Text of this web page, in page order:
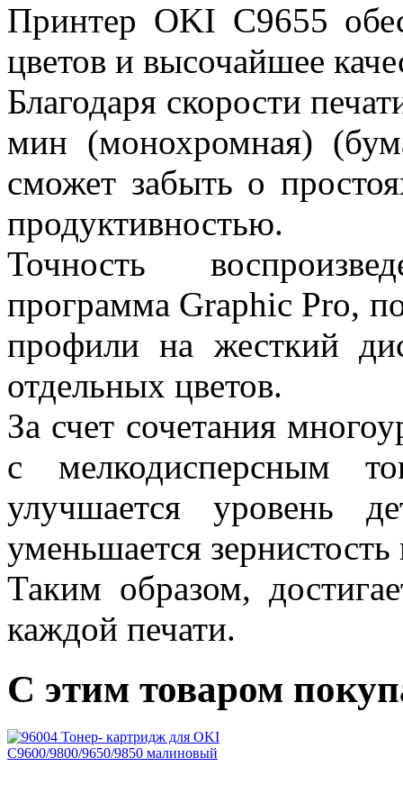
Принтер OKI C9655
цветов и высочайшее
Благодаря скорости
мин (монохромная)
сможет забыть о
продуктивностью.
Точность
программа Graphic Pro,
профили на жесткий
отдельных цветов.
За счет сочетания
с мелкодисперсным
улучшается уровень
уменьшается
Таким образом,
каждой печати.
С этим товаром
Тонер- картридж для OKI
C9600/9800/9650/9850 малиновый